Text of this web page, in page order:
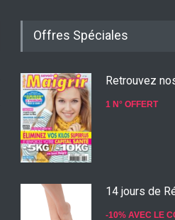
Offres Spéciales
Retrouvez
1 N° OFFERT
14 jours de
-10% AVEC LE